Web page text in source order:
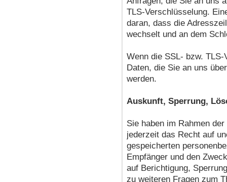
TLS-Verschlüsselung.
daran, dass die
wechselt und an dem
Wenn die SSL- bzw.
Daten, die Sie an uns
werden.
Auskunft, Sperrung,
Sie haben im Rahmen
jederzeit das Recht auf
gespeicherten
Empfänger und den
auf Berichtigung,
zu weiteren Fragen zum